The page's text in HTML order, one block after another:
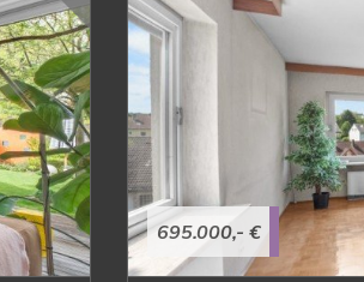
695.000,- €